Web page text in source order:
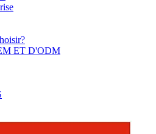
ET D'ODM